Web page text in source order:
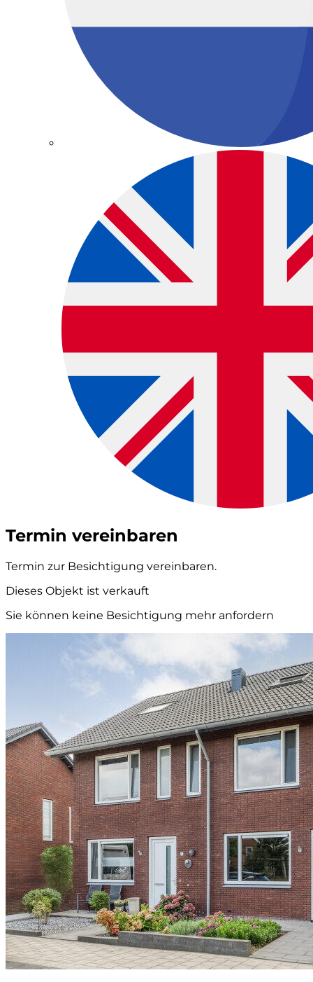
Termin vereinbaren
Termin zur Besichtigung vereinbaren.
Dieses Objekt ist verkauft
Sie können keine Besichtigung mehr anfordern